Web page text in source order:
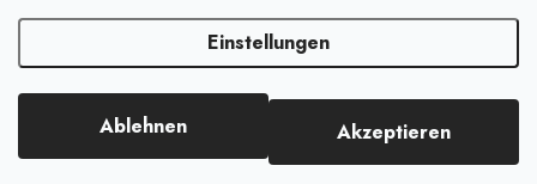
Einstellungen
Ablehnen Akzeptieren
Bedingungen und Konditionen
Datenschutzbestimmungen
Beschwerdeverfahren
Großhandel
Persönliche Abholung in Liberec
Facebook-Gruppe ASK Builders
Registrierung
Bestellhistorie
. Alle Rechte vorbehalten.